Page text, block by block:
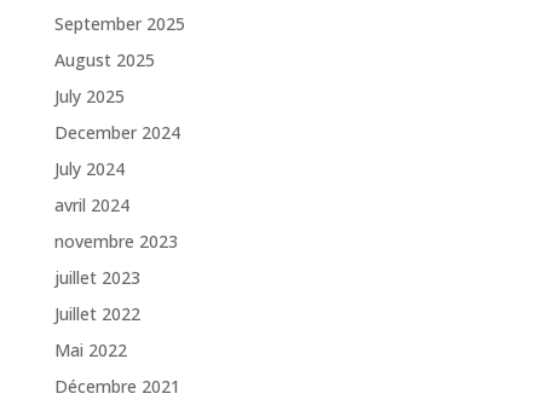
September 2025
August 2025
July 2025
December 2024
July 2024
avril 2024
novembre 2023
juillet 2023
Juillet 2022
Mai 2022
Décembre 2021